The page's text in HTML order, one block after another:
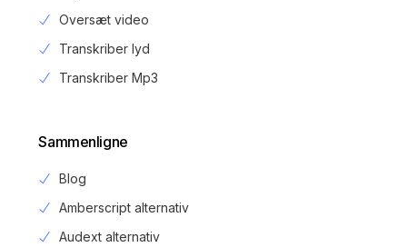
Oversæt video
Transkriber lyd
Transkriber Mp3
Sammenligne
Blog
Amberscript alternativ
Audext alternativ